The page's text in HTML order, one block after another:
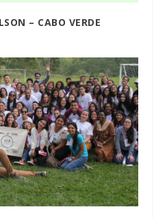
– CABO VERDE